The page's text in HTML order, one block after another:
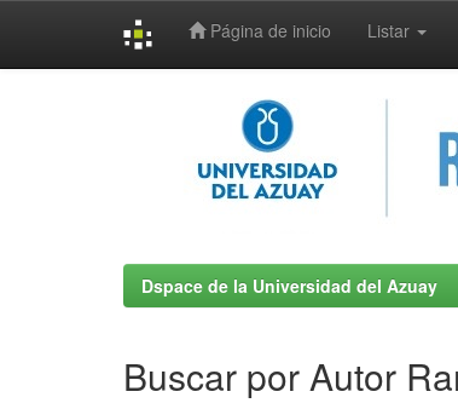
Página de inicio Listar
Dspace de la Universidad del Azuay
Buscar por Autor